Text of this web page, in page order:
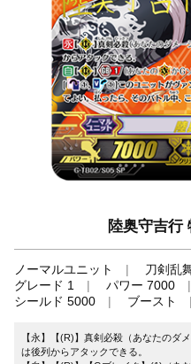
陸奥守吉行
ノーマルユニット 刀剣乱
グレード 1
パワー 7000
シールド 5000
ブースト
【永】【(R)】真剣必殺（あなたのダ
は後列からアタックできる。